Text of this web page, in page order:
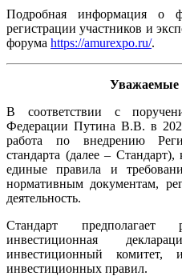
Подробная информация о
регистрации участников и
форума https://amurexpo.ru/.
Уважаемые
В соответствии с
Федерации Путина В.В. в
работа по внедрению
стандарта (далее – Стандарт),
единые правила и
нормативным документам,
деятельность.
Стандарт предполагает
инвестиционная
инвестиционный комитет,
инвестиционных правил.